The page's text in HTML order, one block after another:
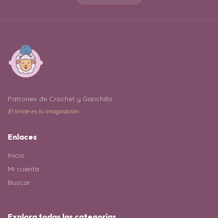
Patrones de Crochet y Ganchillo
El límite es tu imaginación
Enlaces
Inicio
Mi cuenta
Buscar